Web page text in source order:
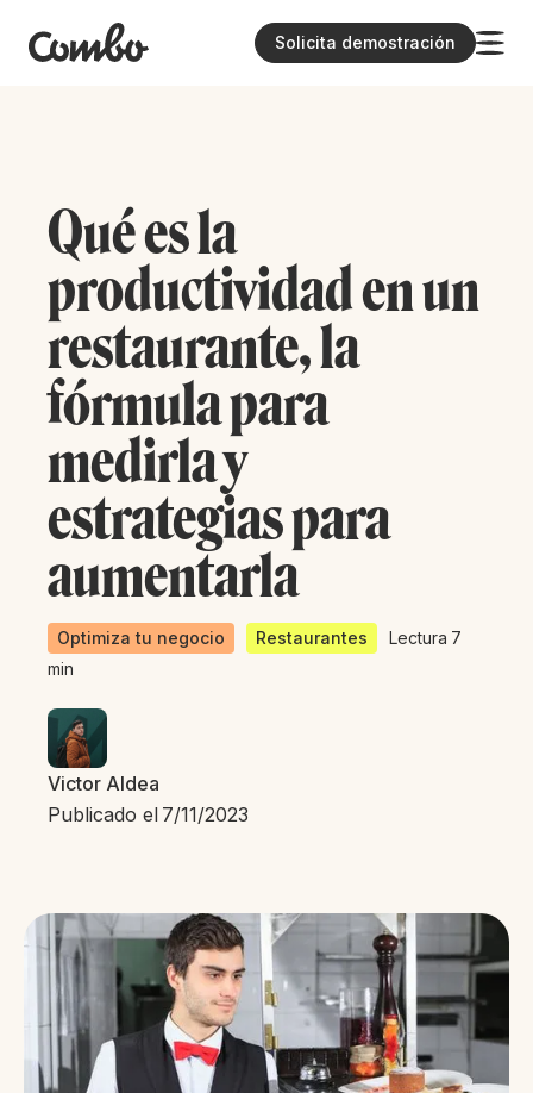
Solicita demostración
Qué es la
productividad en un
restaurante, la
fórmula para
medirla y
estrategias para
aumentarla
Optimiza tu negocio Restaurantes Lectura 7
min
Victor Aldea
Publicado el 7/11/2023